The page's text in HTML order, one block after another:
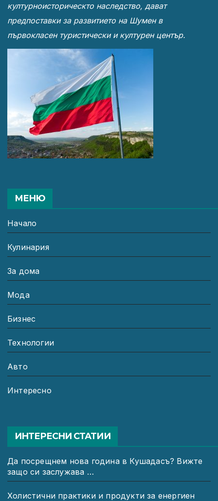
културноисторическто наследство, дават
предпоставки за развитието на Шумен в
първокласен туристически и културен център.
МЕНЮ
Начало
Кулинария
За дома
Мода
Бизнес
Технологии
Авто
Интересно
ИНТЕРЕСНИ СТАТИИ
Да посрещнем нова година в Кушадасъ? Вижте
защо си заслужава …
Холистични практики и продукти за енергиен